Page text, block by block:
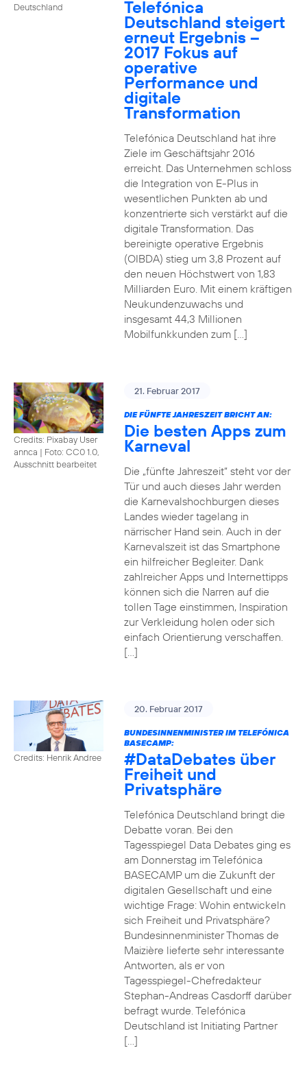
Deutschland
Telefónica
Deutschland steigert
erneut Ergebnis –
2017 Fokus auf
operative
Performance und
digitale
Transformation
Telefónica Deutschland hat ihre
Ziele im Geschäftsjahr 2016
erreicht. Das Unternehmen schloss
die Integration von E-Plus in
wesentlichen Punkten ab und
konzentrierte sich verstärkt auf die
digitale Transformation. Das
bereinigte operative Ergebnis
(OIBDA) stieg um 3,8 Prozent auf
den neuen Höchstwert von 1,83
Milliarden Euro. Mit einem kräftigen
Neukundenzuwachs und
insgesamt 44,3 Millionen
Mobilfunkkunden zum […]
Credits: Pixabay User
annca | Foto: CC0 1.0,
Ausschnitt bearbeitet
21. Februar 2017
DIE FÜNFTE JAHRESZEIT BRICHT AN:
Die besten Apps zum
Karneval
Die „fünfte Jahreszeit“ steht vor der
Tür und auch dieses Jahr werden
die Karnevalshochburgen dieses
Landes wieder tagelang in
närrischer Hand sein. Auch in der
Karnevalszeit ist das Smartphone
ein hilfreicher Begleiter. Dank
zahlreicher Apps und Internettipps
können sich die Narren auf die
tollen Tage einstimmen, Inspiration
zur Verkleidung holen oder sich
einfach Orientierung verschaffen.
[…]
Credits: Henrik Andree
20. Februar 2017
BUNDESINNENMINISTER IM TELEFÓNICA
BASECAMP:
#DataDebatesüber
Freiheit und
Privatsphäre
Telefónica Deutschland bringt die
Debatte voran. Bei den
Tagesspiegel Data Debates ging es
am Donnerstag im Telefónica
BASECAMP um die Zukunft der
digitalen Gesellschaft und eine
wichtige Frage: Wohin entwickeln
sich Freiheit und Privatsphäre?
Bundesinnenminister Thomas de
Maizière lieferte sehr interessante
Antworten, als er von
Tagesspiegel-Chefredakteur
Stephan-Andreas Casdorff darüber
befragt wurde. Telefónica
Deutschland ist Initiating Partner
[…]